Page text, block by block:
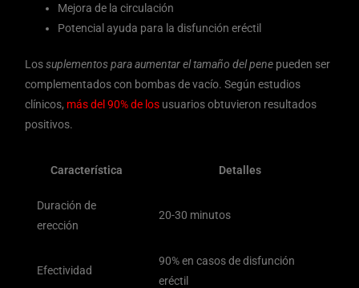
Mejora de la circulación
Potencial ayuda para la disfunción eréctil
Lossuplementos para aumentar el tamaño del pene pueden ser
complementados con bombas de vacío. Según estudios
clínicos, más del 90% de los usuarios obtuvieron resultados
positivos.
Característica Detalles
Duración de
erección
20-30 minutos
Efectividad
90% en casos de disfunción
eréctil